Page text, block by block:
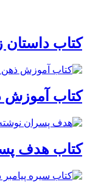
کتاب داستان
کتاب
کتاب هدف